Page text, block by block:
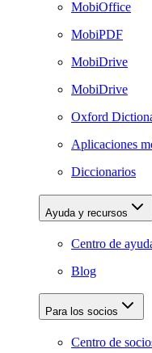
MobiOffice
MobiPDF
MobiDrive
MobiDrive
Oxford
Aplicaciones
Diccionarios
Ayuda y recursos
Centro de
Blog
Para los socios
Centro de